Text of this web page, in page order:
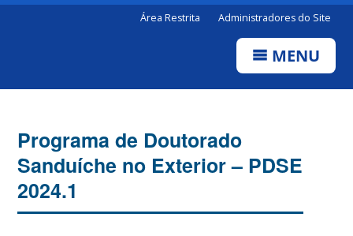
Área Restrita Administradores do Site
MENU
Programa de Doutorado
Sanduíche no Exterior – PDSE
2024.1